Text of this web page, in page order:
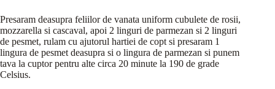
Presaram deasupra feliilor de vanata uniform cubulete de rosii,
mozzarella si cascaval, apoi 2 linguri de parmezan si 2 linguri
de pesmet, rulam cu ajutorul hartiei de copt si presaram 1
lingura de pesmet deasupra si o lingura de parmezan si punem
tava la cuptor pentru alte circa 20 minute la 190 de grade
Celsius.